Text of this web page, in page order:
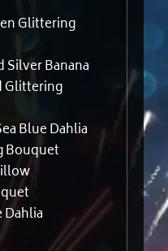
Glittering
Silver Banana
Glittering
Blue Dahlia
Bouquet
Dahlia